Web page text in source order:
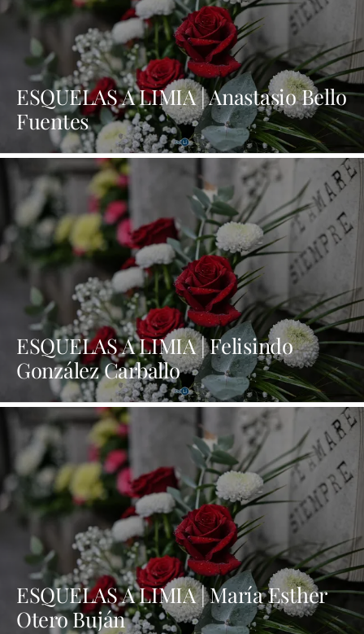
ESQUELAS A LIMIA | Anastasio Bello
Fuentes
ESQUELAS A LIMIA | Felisindo
González Carballo
ESQUELAS A LIMIA | María Esther
Otero Buján